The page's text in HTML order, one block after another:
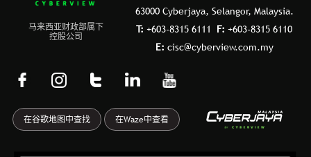
⻢来⻄亚财政部属下
控股公司
63000 Cyberjaya, Selangor, Malaysia.
T: +603-8315 6111 F: +603-8315 6110
E: cisc@cyberview.com.my
F
c
e
I
s
t
T
m
b
L
n
k
Y
u
t
在谷歌地图中查找 在Waze中查看